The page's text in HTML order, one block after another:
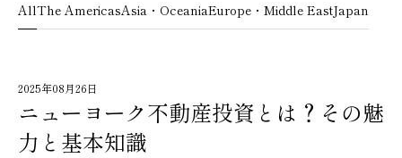
AllThe AmericasAsia・OceaniaEurope・Middle EastJapan
2025年08月26日
ニューヨーク不動産投資とは？その魅
力と基本知識